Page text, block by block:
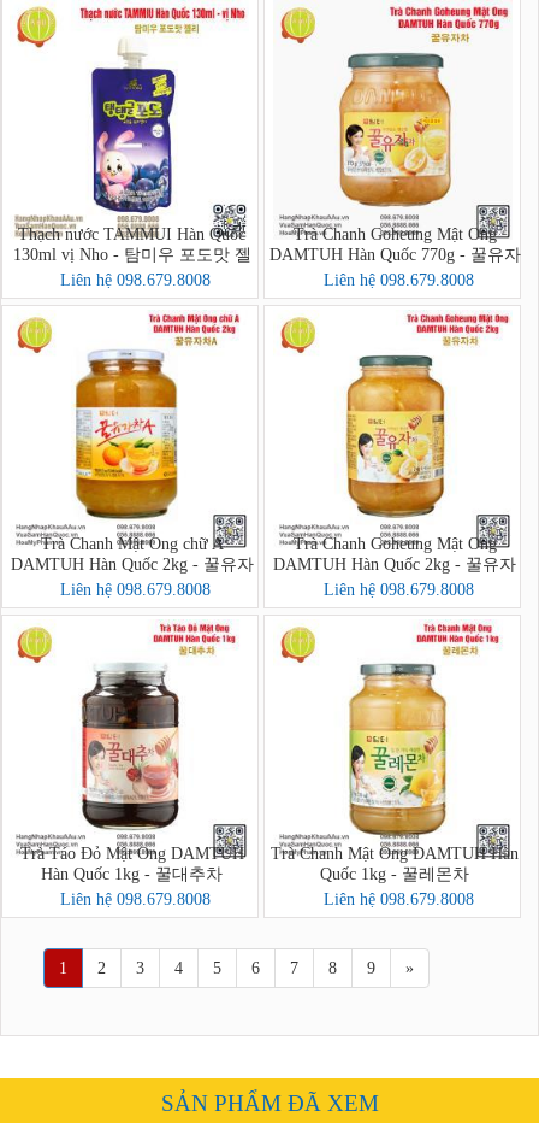
Thạch nước TAMMUI Hàn Quốc
130ml vị Nho - 탐미우 포도맛 젤
리
Liên hệ 098.679.8008
Trà Chanh Goheung Mật Ong
DAMTUH Hàn Quốc 770g - 꿀유자
차
Liên hệ 098.679.8008
Trà Chanh Mật Ong chữ A
DAMTUH Hàn Quốc 2kg - 꿀유자
차A
Liên hệ 098.679.8008
Trà Chanh Goheung Mật Ong
DAMTUH Hàn Quốc 2kg - 꿀유자
차
Liên hệ 098.679.8008
Trà Táo Đỏ Mật Ong DAMTUH
Hàn Quốc 1kg - 꿀대추차
Liên hệ 098.679.8008
Trà Chanh Mật Ong DAMTUH Hàn
Quốc 1kg - 꿀레몬차
Liên hệ 098.679.8008
1 2 3 4 5 6 7 8 9 »
SẢN PHẨM ĐÃ XEM